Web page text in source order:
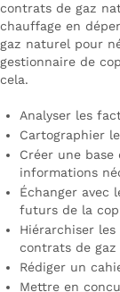
contrats de gaz
chauffage en
gaz naturel pour
gestionnaire de
cela.
Analyser les
Cartographier
Créer une
informations
Échanger avec
futurs de la
Hiérarchiser
contrats de gaz
Rédiger un
Mettre en